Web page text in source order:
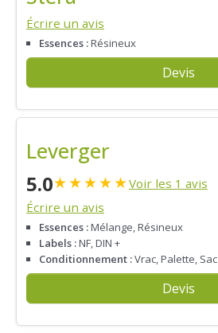
Écrire un avis
Essences :Résineux
Devis
Leverger
5.0★★★★★Voir les 1 avis
Écrire un avis
Essences :Mélange, Résineux
Labels :NF, DIN +
Conditionnement :Vrac, Palette, Sac
Devis